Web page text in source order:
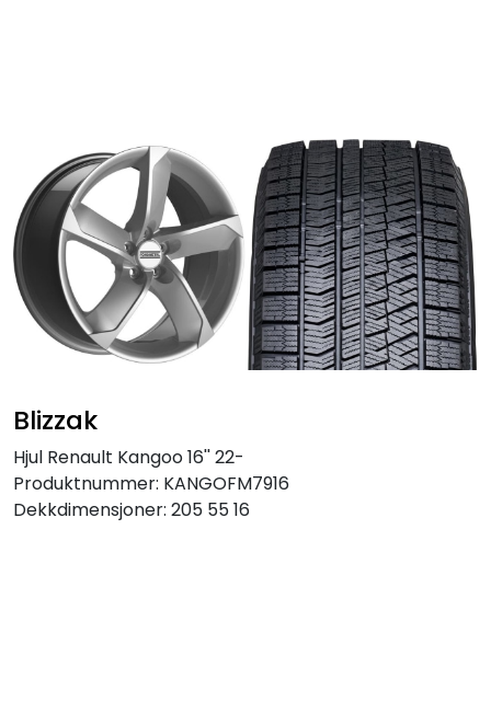
Blizzak
Hjul Renault Kangoo 16'' 22-
Produktnummer: KANGOFM7916
Dekkdimensjoner: 205 55 16
Hjulpakker
Felger
Lastebil
Buss
Anlegg
MC